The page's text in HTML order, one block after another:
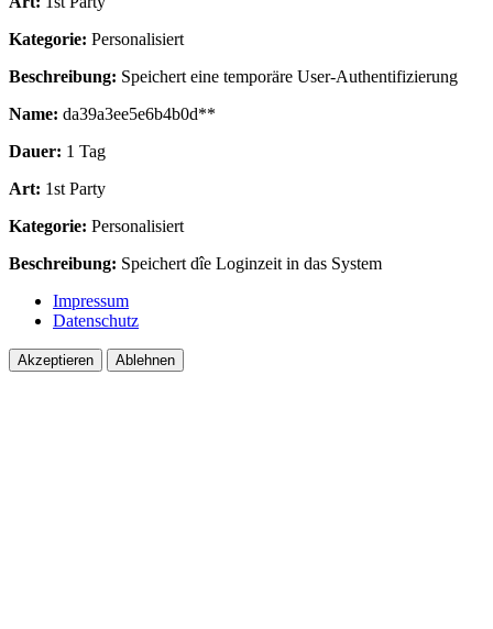
Kategorie: Personalisiert
Beschreibung: Speichert eine temporäre User-Authentifizierung
Name: da39a3ee5e6b4b0d**
Dauer: 1 Tag
Art: 1st Party
Kategorie: Personalisiert
Beschreibung: Speichert dîe Loginzeit in das System
Impressum
Datenschutz
Akzeptieren Ablehnen